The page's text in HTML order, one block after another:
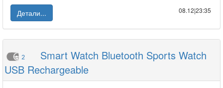
Детали...
08.12|23:35
2
Smart Watch Bluetooth Sports Watch
USB Rechargeable